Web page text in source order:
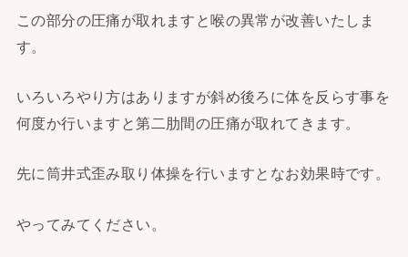
この部分の圧痛が取れますと喉の異常が改善いたしま
す。
いろいろやり方はありますが斜め後ろに体を反らす事を
何度か行いますと第二肋間の圧痛が取れてきます。
先に筒井式歪み取り体操を行いますとなお効果時です。
やってみてください。